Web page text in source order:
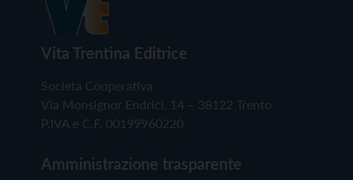
Vita Trentina Editrice
Società Cooperativa
Via Monsignor Endrici, 14 – 38122 Trento
P.IVA e C.F. 00199960220
Amministrazione trasparente